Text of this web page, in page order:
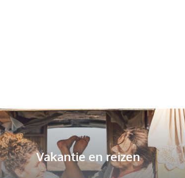
Vakantie en reizen